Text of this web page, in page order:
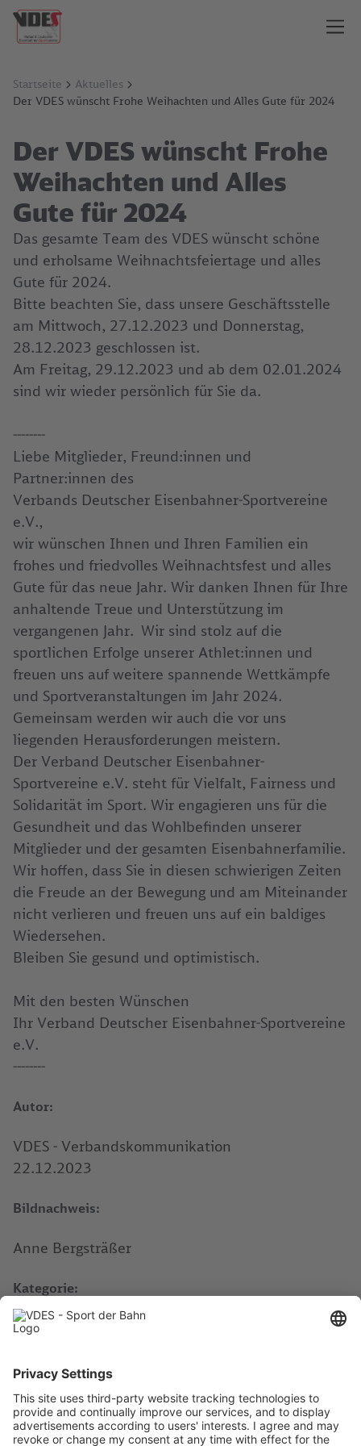
Startseite
Aktuelles
Der VDES wünscht Frohe Weihachten und Alles Gute für 2024
Der VDES wünscht Frohe
Weihachten und Alles
Gute für 2024
Das gesamte Team des VDES wünscht schöne
und erholsame Weihnachtsfeiertage und alles
Gute für 2024.
Bitte beachten Sie, dass unsere Geschäftsstelle
am Mittwoch, 27.12.2023 und Donnerstag,
28.12.2023 geschlossen ist.
Am Freitag, 29.12.2023 und ab dem 02.01.2024
sind wir wieder persönlich für Sie da.
--------
Liebe Mitglieder, Freund:innen und
Partner:innen des
Verbands Deutscher Eisenbahner-Sportvereine
e.V.,
wir wünschen Ihnen und Ihren Familien ein
frohes und friedvolles Weihnachtsfest und alles
Gute für das neue Jahr. Wir danken Ihnen für Ihre
anhaltende Treue und Unterstützung im
vergangenen Jahr. Wir sind stolz auf die
sportlichen Erfolge unserer Athlet:innen und
freuen uns auf weitere spannende Wettkämpfe
und Sportveranstaltungen im Jahr 2024.
Gemeinsam werden wir auch die vor uns
liegenden Herausforderungen meistern.
Der Verband Deutscher Eisenbahner-
Sportvereine e.V. steht für Vielfalt, Fairness und
Solidarität im Sport. Wir engagieren uns für die
Gesundheit und das Wohlbefinden unserer
Mitglieder und der gesamten Eisenbahnerfamilie.
Wir hoffen, dass Sie in diesen schwierigen Zeiten
die Freude an der Bewegung und am Miteinander
nicht verlieren und freuen uns auf ein baldiges
Wiedersehen.
Bleiben Sie gesund und optimistisch.
Mit den besten Wünschen
Ihr Verband Deutscher Eisenbahner-Sportvereine
e.V.
--------
Autor:
VDES - Verbandskommunikation
22.12.2023
Bildnachweis:
Anne Bergsträßer
Kategorie:
Informationen
Aktuelles Impressum